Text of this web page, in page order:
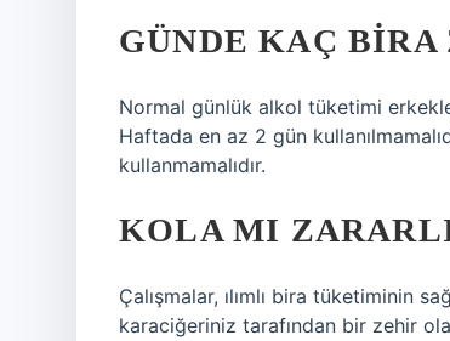
GÜNDE KAÇ BIRA
Normal günlük alkol tüketimi
Haftada en az 2 gün
kullanmamalıdır.
KOLA MI
Çalışmalar, ılımlı bira tüketiminin
karaciğeriniz tarafından bir zehir